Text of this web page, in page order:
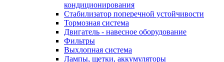
кондиционирования
Стабилизатор поперечной устойчивости
Тормозная система
Двигатель - навесное оборудование
Фильтры
Выхлопная система
Лампы, щетки, аккумуляторы